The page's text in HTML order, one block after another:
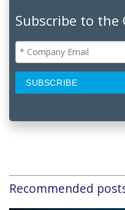
Subscribe to the
Recommended